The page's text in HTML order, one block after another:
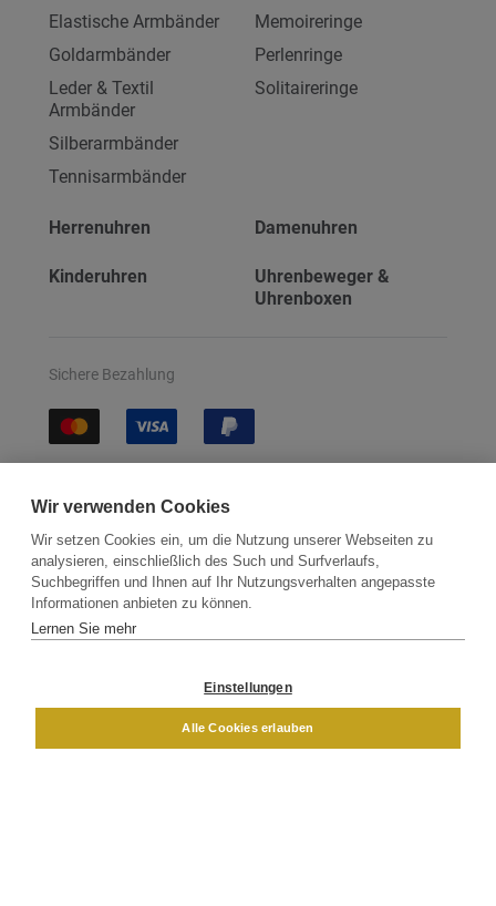
Elastische Armbänder
Goldarmbänder
Leder & Textil
Armbänder
Silberarmbänder
Tennisarmbänder
Memoireringe
Perlenringe
Solitaireringe
Herrenuhren Damenuhren
Kinderuhren
Uhrenbeweger &
Uhrenboxen
Sichere Bezahlung
Kontakt Newsletter Partner
Versand
DAMEN
Wir verwenden Cookies
Wir setzen Cookies ein, um die Nutzung unserer Webseiten zu
analysieren, einschließlich des Such und Surfverlaufs,
Suchbegriffen und Ihnen auf Ihr Nutzungsverhalten angepasste
Informationen anbieten zu können.
Lernen Sie mehr
Einstellungen
Alle Cookies erlauben